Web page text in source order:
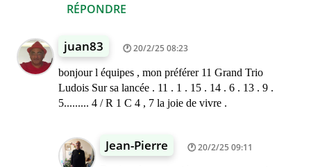
RÉPONDRE
juan83 20/2/25 08:23
bonjour l équipes , mon préférer 11 Grand Trio
Ludois Sur sa lancée . 11 . 1 . 15 . 14 . 6 . 13 . 9 .
5......... 4 / R 1 C 4 , 7 la joie de vivre .
Jean-Pierre 20/2/25 09:11